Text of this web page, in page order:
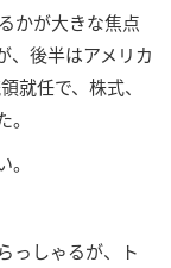
かが大きな焦点
、後半はアメリカ
就任で、株式、
っしゃるが、ト